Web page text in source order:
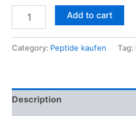
Add to cart
Category: Peptide kaufen Tag:
Description